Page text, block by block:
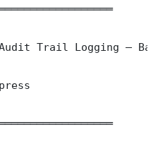
Trail Logging —